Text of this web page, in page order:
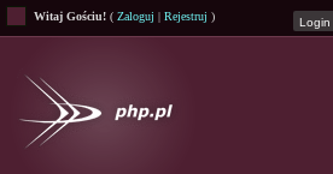
Witaj Gościu! ( Zaloguj | Rejestruj )